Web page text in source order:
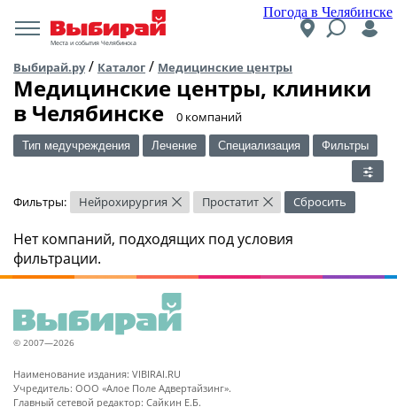
Погода в Челябинске
Места и события Челябинска
Выбирай.ру/ Каталог / Медицинские центры
Медицинские центры, клиники
в Челябинске
​0 компаний
Тип медучреждения Лечение Специализация Фильтры
Фильтры: Нейрохирургия × Простатит × Сбросить
Нет компаний, подходящих под условия
фильтрации.
© 2007—2026
Наименование издания: VIBIRAI.RU
Учредитель: ООО «Алое Поле Адвертайзинг».
Главный сетевой редактор: Сайкин Е.Б.